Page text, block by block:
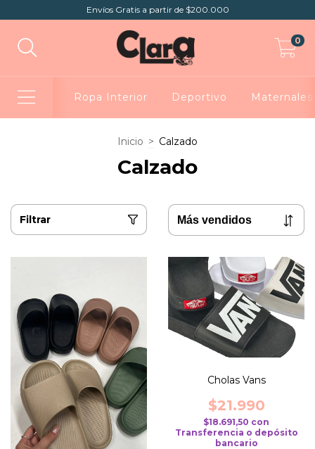
Envíos Gratis a partir de $200.000
0
Ropa Interior Deportivo Maternales
Inicio > Calzado
Calzado
Filtrar
Cholas Vans
$21.990
$18.691,50 con
Transferencia o depósito
bancario